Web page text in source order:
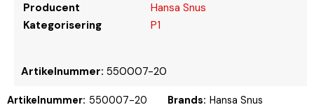
Producent
Hansa Snus
Kategorisering
P1
Artikelnummer: 550007-20
Artikelnummer: 550007-20 Brands: Hansa Snus